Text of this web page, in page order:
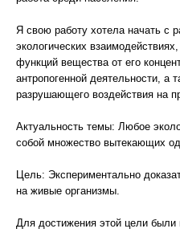
Я свою работу хотела начать с
экологических
функций вещества от его
антропогенной деятельности, а
разрушающего воздействия на
Актуальность темы: Любое
собой множество вытекающих
Цель: Экспериментально
на живые организмы.
Для достижения этой цели